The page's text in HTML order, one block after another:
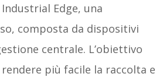
Edge, una
composta da dispositivi
centrale. L’obiettivo
più facile la raccolta e